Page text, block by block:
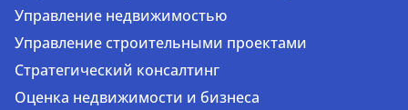
Управление недвижимостью
Управление строительными проектами
Стратегический консалтинг
Оценка недвижимости и бизнеса